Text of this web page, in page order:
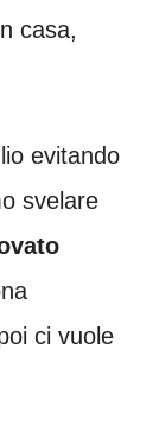
casa,
evitando
svelare
ci vuole